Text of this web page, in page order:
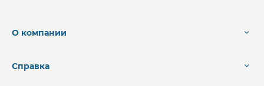
О компании
Справка